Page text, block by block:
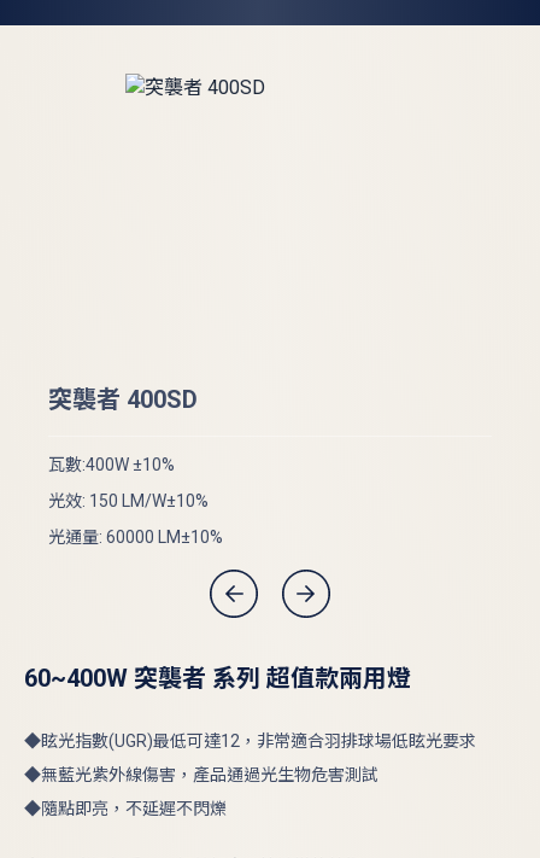
突襲者 400SD
瓦數:400W ±10%
光效: 150 LM/W±10%
光通量: 60000 LM±10%
60~400W 突襲者 系列 超值款兩用燈
◆眩光指數(UGR)最低可達12，非常適合羽排球場低眩光要求
◆無藍光紫外線傷害，產品通過光生物危害測試
◆隨點即亮，不延遲不閃爍